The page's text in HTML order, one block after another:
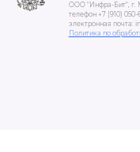
ООО "Инфра-Бит", г.
телефон +7 (910) 050-
электронная почта:
Политика по